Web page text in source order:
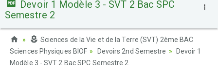
Devoir 1 Modèle 3 - SVT 2 Bac SPC
Semestre 2
Sciences de la Vie et de la Terre (SVT) 2ème BAC
Sciences Physiques BIOF
Devoirs 2nd Semestre
Devoir 1
Modèle 3 - SVT 2 Bac SPC Semestre 2